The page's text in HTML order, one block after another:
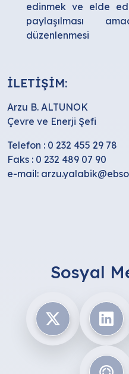
edinmek ve elde
paylaşılması
düzenlenmesi
İLETİŞİM:
Arzu B. ALTUNOK
Çevre ve Enerji Şefi
Telefon : 0 232 455 29 78
Faks : 0 232 489 07 90
e-mail:
Sosyal